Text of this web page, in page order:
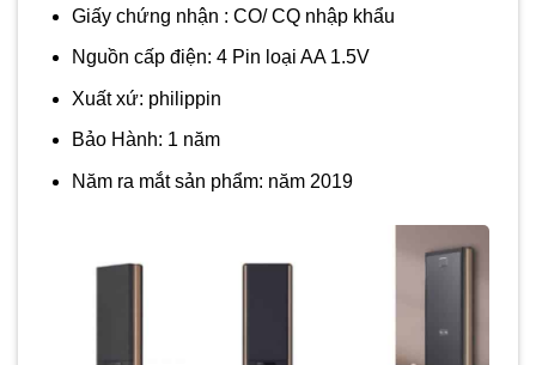
Giấy chứng nhận : CO/ CQ nhập khẩu
Nguồn cấp điện: 4 Pin loại AA 1.5V
Xuất xứ: philippin
Bảo Hành: 1 năm
Năm ra mắt sản phẩm: năm 2019